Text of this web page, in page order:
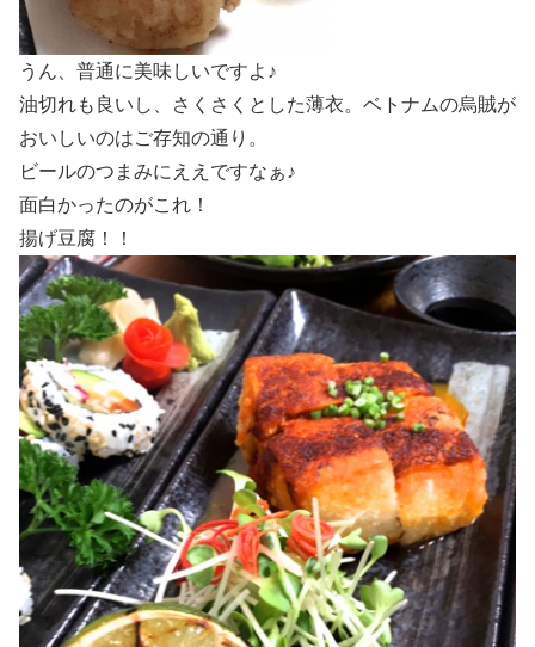
うん、普通に美味しいですよ♪
油切れも良いし、さくさくとした薄衣。ベトナムの烏賊が
おいしいのはご存知の通り。
ビールのつまみにええですなぁ♪
面白かったのがこれ！
揚げ豆腐！！